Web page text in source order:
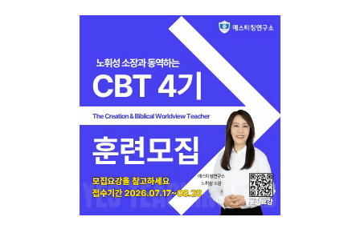
“한국 복음의 시작에는 미국보다 먼저 일본이 있었습